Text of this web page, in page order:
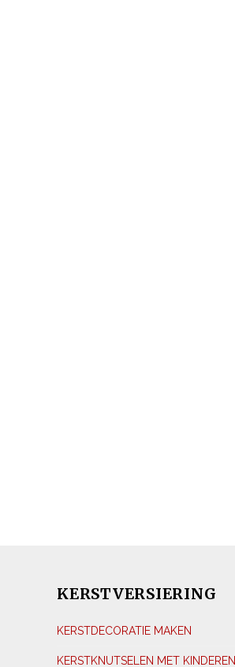
KERSTVERSIERING
KERSTDECORATIE MAKEN
KERSTKNUTSELEN MET KINDEREN